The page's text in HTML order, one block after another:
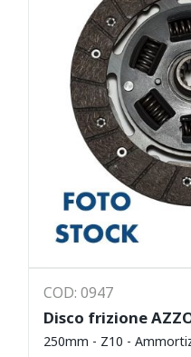
COD: 0947
Disco frizione
250mm - Z10 -